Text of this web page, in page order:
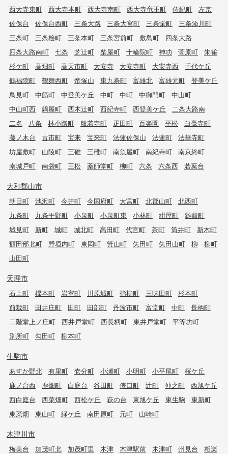
西大寺東町
西大寺本町 西大寺南町 西大寺竜王町 佐紀町
左京
佐保台
佐保台西町 三条大路 三条大宮町 三条栄町
三条添川町
三条町
三条桧町 三条本町 三条宮前町 敷島町
四条大路
四条大路南町
七条 芝辻町 柴屋町 十輪院町 神功 菅原町
朱雀
杉ケ町
高畑町 高天市町 大安寺 大安寺町 大安寺西
千代ケ丘
鶴福院町
鶴舞西町 帝塚山 東九条町 富雄北 富雄元町
登美ケ丘
鳥見町
中筋町 中登美ケ丘 中町 中町 中御門町
中山町
中山町西
鍋屋町 西木辻町 西紀寺町 西登美ケ丘
二条大路南
二名
八条 林小路町 般若寺町 疋田町 百楽園 平松
白毫寺町
藤ノ木台
古市町 宝来 宝来町 法蓮佐保山 法蓮町
法華寺町
坊屋敷町
山陵町 三碓 三碓町 南魚屋町 南紀寺町
南京終町
南城戸町
南袋町 三松 薬師堂町 柳町 六条 六条西 若葉台
大和郡山市
朝日町 池沢町 今井町 今国府町 大宮町 北郡山町
北西町
九条町
九条平野町 小泉町 小泉町東 小林町 紺屋町
雑穀町
城見町
新町 城町 城北町 高田町 代官町 茶町 筒井町
新木町
額田部北町
野垣内町 東岡町 箕山町 矢田町 矢田山町 柳
柳町
山田町
天理市
石上町 櫟本町 岩室町 川原城町 指柳町 三昧田町
杉本町
前栽町
田井庄町 田町 田部町 丹波市町 富堂町 中町
長柄町
二階堂上ノ庄町
西井戸堂町 西長柄町 東井戸堂町
平等坊町
別所町
勾田町 柳本町
生駒市
あすか野北 有里町 壱分町 小瀬町 小明町 小平尾町
桜ケ丘
鹿ノ台西
鹿畑町 白庭台 谷田町 俵口町 辻町 仲之町
西旭ケ丘
西白庭台
西菜畑町 西松ケ丘 萩の台 東旭ケ丘 東生駒
東新町
東菜畑
東山町 緑ケ丘 南田原町 元町 山崎町
木津川市
梅美台 加茂町北 加茂町里 木津 木津駅前 木津町 州見台
相楽